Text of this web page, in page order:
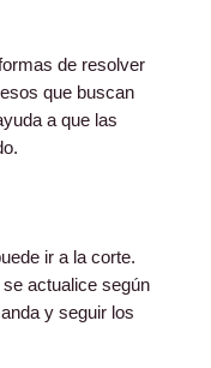
de resolver
que buscan
a que las
ir a la corte.
se actualice según
y seguir los